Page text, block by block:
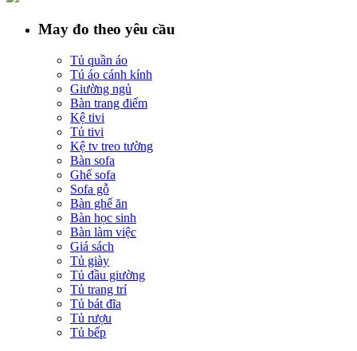
May đo theo yêu cầu
Tủ quần áo
Tú áo cánh kính
Giường ngủ
Bàn trang điểm
Kệ tivi
Tủ tivi
Kệ tv treo tường
Bàn sofa
Ghế sofa
Sofa gỗ
Bàn ghế ăn
Bàn học sinh
Bàn làm việc
Giá sách
Tủ giày
Tủ đầu giường
Tủ trang trí
Tủ bát đĩa
Tủ rượu
Tủ bếp